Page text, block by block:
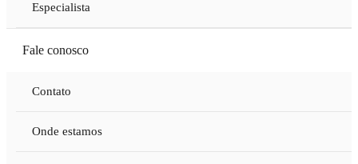
Especialista
Fale conosco
Contato
Onde estamos